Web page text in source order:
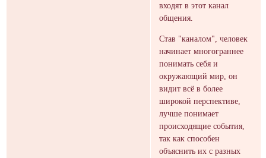
входят в этот канал
общения.
Став "каналом", человек
начинает многограннее
понимать себя и
окружающий мир, он
видит всё в более
широкой перспективе,
лучше понимает
происходящие события,
так как способен
объяснить их с разных